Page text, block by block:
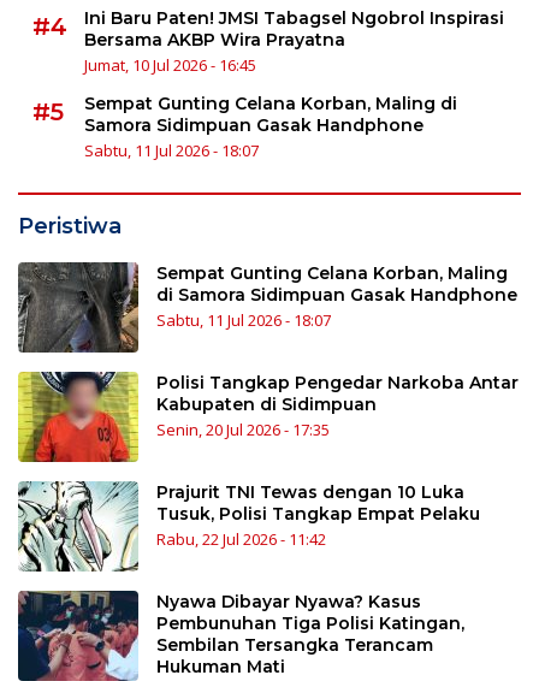
#4
Ini Baru Paten! JMSI Tabagsel Ngobrol Inspirasi
Bersama AKBP Wira Prayatna
Jumat, 10 Jul 2026 - 16:45
#5
Sempat Gunting Celana Korban, Maling di
Samora Sidimpuan Gasak Handphone
Sabtu, 11 Jul 2026 - 18:07
Peristiwa
Sempat Gunting Celana Korban, Maling
di Samora Sidimpuan Gasak Handphone
Sabtu, 11 Jul 2026 - 18:07
Polisi Tangkap Pengedar Narkoba Antar
Kabupaten di Sidimpuan
Senin, 20 Jul 2026 - 17:35
Prajurit TNI Tewas dengan 10 Luka
Tusuk, Polisi Tangkap Empat Pelaku
Rabu, 22 Jul 2026 - 11:42
Nyawa Dibayar Nyawa? Kasus
Pembunuhan Tiga Polisi Katingan,
Sembilan Tersangka Terancam
Hukuman Mati